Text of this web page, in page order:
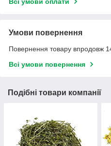
Умови повернення
Повернення товару впродовж
Всі умови повернення
Подібні товари компанії